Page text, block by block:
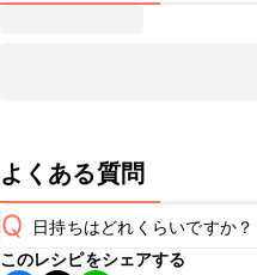
よくある質問
Q 日持ちはどれくらいですか？
このレシピをシェアする